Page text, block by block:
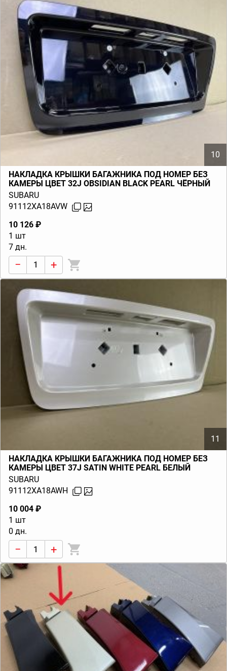
10
НАКЛАДКА КРЫШКИ БАГАЖНИКА ПОД НОМЕР БЕЗ
КАМЕРЫ ЦВЕТ 32J OBSIDIAN BLACK PEARL ЧЁРНЫЙ
TRIBECA B9 (W10) 2006-2014
SUBARU
91112XA18AVW
10 126 ₽
1 шт
7 дн.
− +
11
НАКЛАДКА КРЫШКИ БАГАЖНИКА ПОД НОМЕР БЕЗ
КАМЕРЫ ЦВЕТ 37J SATIN WHITE PEARL БЕЛЫЙ
TRIBECA B9 (W10) 2006-2014
SUBARU
91112XA18AWH
10 004 ₽
1 шт
0 дн.
− +